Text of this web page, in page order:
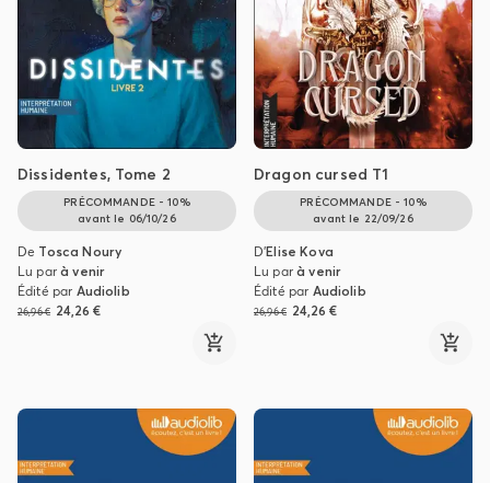
Dissidentes, Tome 2
PRÉCOMMANDE - 10%
avant le 06/10/26
De Tosca Noury
Lu parà venir
Édité par Audiolib
26,96 € 24,26 €
Dragon cursed T1
PRÉCOMMANDE - 10%
avant le 22/09/26
D'Elise Kova
Lu parà venir
Édité par Audiolib
26,96 € 24,26 €